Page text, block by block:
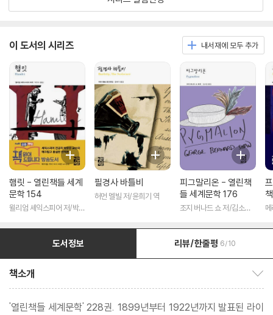
이 도서의 시리즈 내서재에 모두 추가
햄릿 - 열린책들 세계
문학 154
윌리엄 셰익스피어 저/박우
필경사 바틀비
허먼 멜빌 저/윤희기 역
피그말리온 - 열린책
들 세계문학 176
조지 버나드 쇼 저/김소임
도서정보 리뷰/한줄평 6/10
책소개
'열린책들 세계문학' 228권. 1899년부터 1922년까지 발표된 라이